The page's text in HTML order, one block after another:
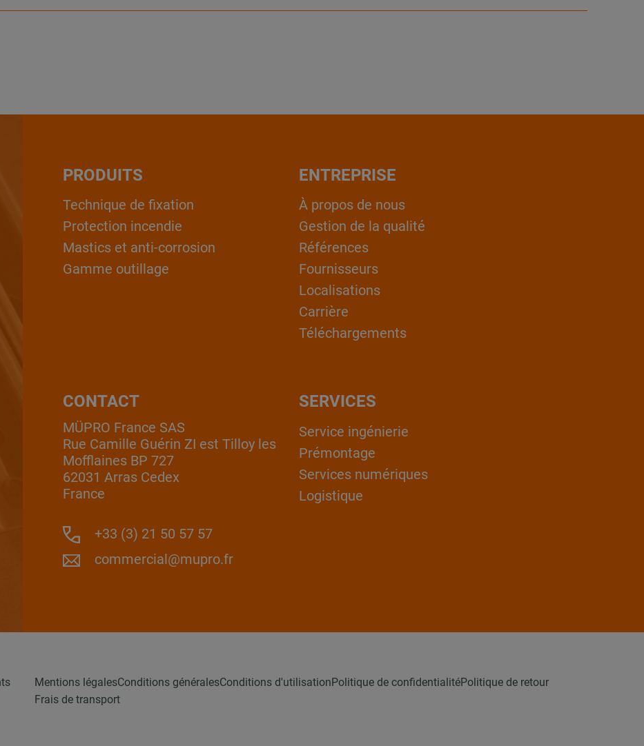
PRODUITS
Technique de fixation
Protection incendie
Mastics et anti-corrosion
Gamme outillage
ENTREPRISE
À propos de nous
Gestion de la qualité
Références
Fournisseurs
Localisations
Carrière
Téléchargements
CONTACT
MÜPRO France SAS
Rue Camille Guérin ZI est Tilloy les
Mofflaines BP 727
62031 Arras Cedex
France
+33 (3) 21 50 57 57
commercial@mupro.fr
SERVICES
Service ingénierie
Prémontage
Services numériques
Logistique
Mentions légalesConditions généralesConditions d'utilisationPolitique de confidentialitéPolitique de retour
Frais de transport